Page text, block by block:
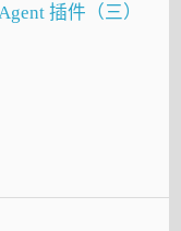
插件（三）